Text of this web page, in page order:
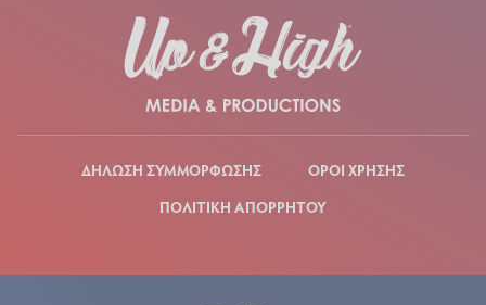
ΔΗΛΩΣΗ ΣΥΜΜΟΡΦΩΣΗΣ
ΟΡΟΙ ΧΡΗΣΗΣ
ΠΟΛΙΤΙΚΗ ΑΠΟΡΡΗΤΟΥ